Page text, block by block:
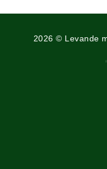
2026 © Levande